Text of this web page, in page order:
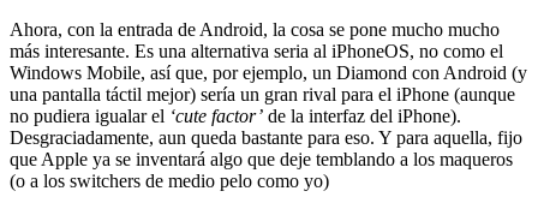
Ahora, con la entrada de Android, la cosa se pone mucho mucho
más interesante. Es una alternativa seria al iPhoneOS, no como el
Windows Mobile, así que, por ejemplo, un Diamond con Android (y
una pantalla táctil mejor) sería un gran rival para el iPhone (aunque
no pudiera igualar el ‘cute factor’ de la interfaz del iPhone).
Desgraciadamente, aun queda bastante para eso. Y para aquella, fijo
que Apple ya se inventará algo que deje temblando a los maqueros
(o a los switchers de medio pelo como yo)